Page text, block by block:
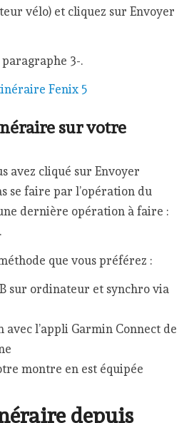
vélo) et cliquez sur Envoyer
3-.
sur votre
avez cliqué sur Envoyer
se faire par l’opération du
dernière opération à faire :
que vous préférez :
sur ordinateur et synchro via
avec l’appli Garmin Connect de
montre en est équipée
depuis